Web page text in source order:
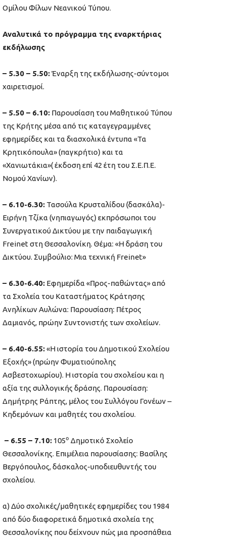
Ομίλου Φίλων Νεανικού Τύπου.
Αναλυτικά το πρόγραμμα της εναρκτήριας
εκδήλωσης
– 5.30 – 5.50:Έναρξη της εκδήλωσης-σύντομοι
χαιρετισμοί.
– 5.50 – 6.10: Παρουσίαση του Μαθητικού Τύπου
της Κρήτης μέσα από τις καταγεγραμμένες
εφημερίδες και τα διασχολικά έντυπα «Τα
Κρητικόπουλα» (παγκρήτιο) και τα
«Χανιωτάκια»( έκδοση επί 42 έτη του Σ.Ε.Π.Ε.
Νομού Χανίων).
– 6.10-6.30: Τασούλα Κρυσταλίδου (δασκάλα)-
Ειρήνη Τζίκα (νηπιαγωγός) εκπρόσωποι του
Συνεργατικού Δικτύου με την παιδαγωγική
Freinet στη Θεσσαλονίκη. Θέμα: «Η δράση του
Δικτύου. Συμβούλιο: Μια τεχνική Freinet»
– 6.30-6.40: Εφημερίδα «Προς-παθώντας» από
τα Σχολεία του Καταστήματος Κράτησης
Ανηλίκων Αυλώνα: Παρουσίαση: Πέτρος
Δαμιανός, πρώην Συντονιστής των σχολείων.
– 6.40-6.55:«Η ιστορία του Δημοτικού Σχολείου
Εξοχής» (πρώην Φυματιούπολης
Ασβεστοχωρίου). Η ιστορία του σχολείου και η
αξία της συλλογικής δράσης. Παρουσίαση:
Δημήτρης Ράπτης, μέλος του Συλλόγου Γονέων –
Κηδεμόνων και μαθητές του σχολείου.
– 6.55 – 7.10: 105ο Δημοτικό Σχολείο
Θεσσαλονίκης. Επιμέλεια παρουσίασης: Βασίλης
Βεργόπουλος, δάσκαλος-υποδιευθυντής του
σχολείου.
α) Δύο σχολικές/μαθητικές εφημερίδες του 1984
από δύο διαφορετικά δημοτικά σχολεία της
Θεσσαλονίκης που δείχνουν πώς μια προσπάθεια